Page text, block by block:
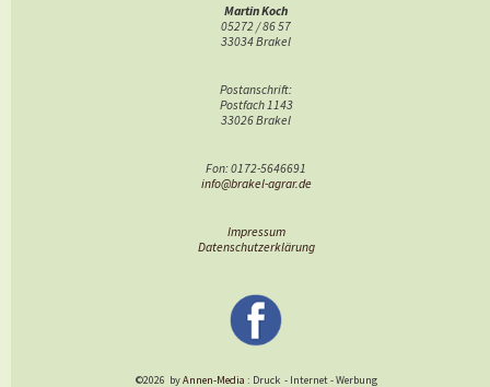
1897.
Martin Koch
05272 / 86 57
33034 Brakel
Postanschrift:
Postfach 1143
33026 Brakel
Fon: 0172-5646691
info@brakel-agrar.de
Impressum
Datenschutzerklärung
©2026 byAnnen-Media : Druck - Internet-Werbung